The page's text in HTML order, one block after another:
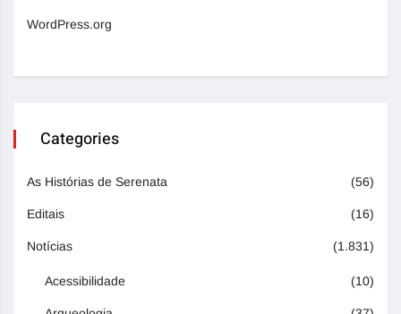
WordPress.org
Categories
As Histórias de Serenata (56)
Editais (16)
Notícias (1.831)
Acessibilidade (10)